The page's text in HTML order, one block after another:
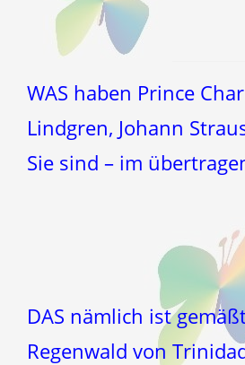
Fenster
WAS haben Prince
Lindgren, Johann
Sie sind – im
DAS nämlich ist
Regenwald von